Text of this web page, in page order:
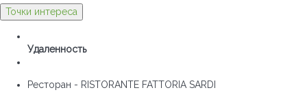
Точки интереса
Удаленность
Ресторан - RISTORANTE FATTORIA SARDI